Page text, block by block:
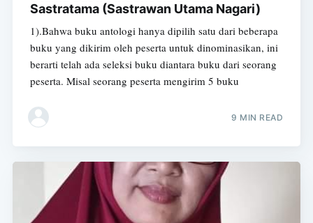
Sastratama (Sastrawan Utama Nagari)
1).Bahwa buku antologi hanya dipilih satu dari beberapa
buku yang dikirim oleh peserta untuk dinominasikan, ini
berarti telah ada seleksi buku diantara buku dari seorang
peserta. Misal seorang peserta mengirim 5 buku
9 MIN READ